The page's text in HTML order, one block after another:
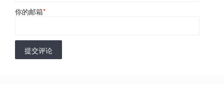
你的邮箱*
提交评论